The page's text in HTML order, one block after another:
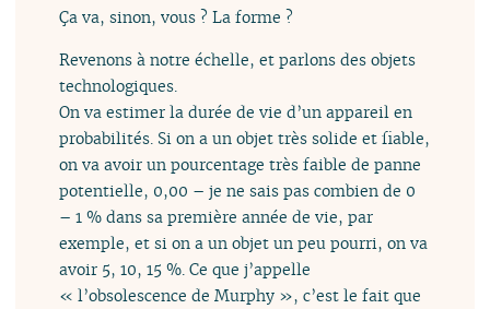
Ça va, sinon, vous ? La forme ?
Revenons à notre échelle, et parlons des objets
technologiques.
On va estimer la durée de vie d’un appareil en
probabilités. Si on a un objet très solide et fiable,
on va avoir un pourcentage très faible de panne
potentielle, 0,00 – je ne sais pas combien de 0
– 1 % dans sa première année de vie, par
exemple, et si on a un objet un peu pourri, on va
avoir 5, 10, 15 %. Ce que j’appelle
« l’obsolescence de Murphy », c’est le fait que